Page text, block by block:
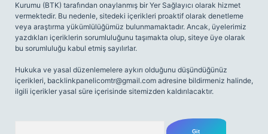
Kurumu (BTK) tarafından onaylanmış bir Yer Sağlayıcı olarak hizmet
vermektedir. Bu nedenle, sitedeki içerikleri proaktif olarak denetleme
veya araştırma yükümlülüğümüz bulunmamaktadır. Ancak, üyelerimiz
yazdıkları içeriklerin sorumluluğunu taşımakta olup, siteye üye olarak
bu sorumluluğu kabul etmiş sayılırlar.
Hukuka ve yasal düzenlemelere aykırı olduğunu düşündüğünüz
içerikleri, backlinkpanelicomtr@gmail.com adresine bildirmeniz halinde,
ilgili içerikler yasal süre içerisinde sitemizden kaldırılacaktır.